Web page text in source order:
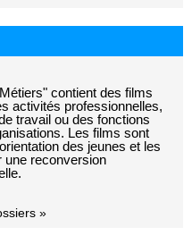
contient des films
activités professionnelles,
travail ou des fonctions
Les films sont
des jeunes et les
une reconversion
»